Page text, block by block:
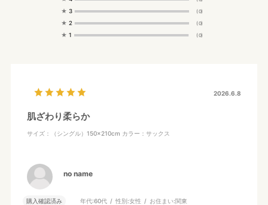
★ 3 (0)
★ 2 (0)
★ 1 (0)
2026.6.8
肌ざわり柔らか
サイズ：（シングル）150×210cm カラー：サックス
no name
購入確認済み 年代:60代 性別:女性 お住まい:関東